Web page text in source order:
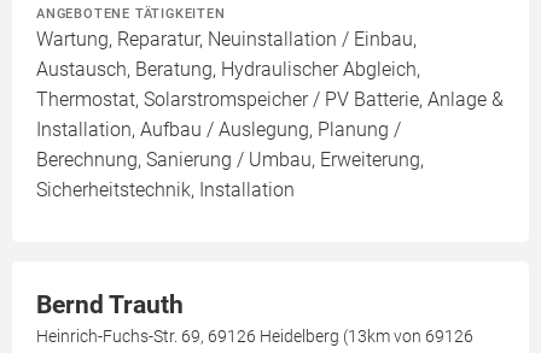
ANGEBOTENE TÄTIGKEITEN
Wartung, Reparatur, Neuinstallation / Einbau,
Austausch, Beratung, Hydraulischer Abgleich,
Thermostat, Solarstromspeicher / PV Batterie, Anlage &
Installation, Aufbau / Auslegung, Planung /
Berechnung, Sanierung / Umbau, Erweiterung,
Sicherheitstechnik, Installation
Bernd Trauth
Heinrich-Fuchs-Str. 69, 69126 Heidelberg (13km von 69126